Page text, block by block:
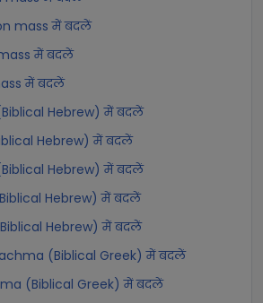
mass में बदलें
में बदलें
में बदलें
Hebrew) में बदलें
Hebrew) में बदलें
Hebrew) में बदलें
Hebrew) में बदलें
Hebrew) में बदलें
(Biblical Greek) में बदलें
(Biblical Greek) में बदलें